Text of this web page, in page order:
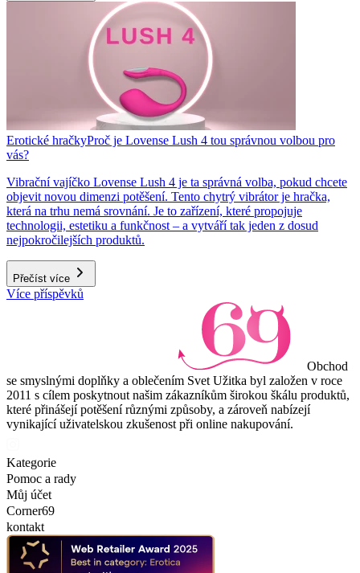
Erotické hračkyProč je Lovense Lush 4 tou správnou volbou pro
vás?
Vibrační vajíčko Lovense Lush 4 je ta správná volba, pokud chcete
objevit novou dimenzi potěšení. Tento chytrý vibrátor je hračka,
která na trhu nemá srovnání. Je to zařízení, které propojuje
technologii, estetiku a funkčnost – a vytváří tak jeden z dosud
nejpokročilejších produktů.
Přečíst více
Více příspěvků
Obchod
se smyslnými doplňky a oblečením Svet Užitka byl založen v roce
2011 s cílem poskytnout našim zákazníkům širokou škálu produktů,
které přinášejí potěšení různými způsoby, a zároveň nabízejí
vynikající uživatelskou zkušenost při online nakupování.
Kategorie
Pomoc a rady
Můj účet
Corner69
kontakt